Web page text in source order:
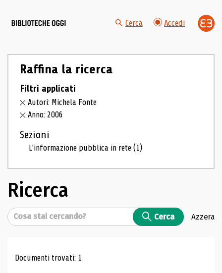
Cerca Accedi
Raffina la ricerca
Filtri applicati
Autori: Michela Fonte
Anno: 2006
Sezioni
L'informazione pubblica in rete(1)
Ricerca
Cerca Cerca Azzera
Risultati di ricerca
Documenti trovati: 1